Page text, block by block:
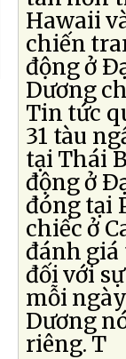
Hawaii
chiến
động ở
Dương
Tin tức
31 tàu
tại Thái
động ở
đóng tại
chiếc ở
đánh giá
đối với
mỗi
Dương
riêng. T